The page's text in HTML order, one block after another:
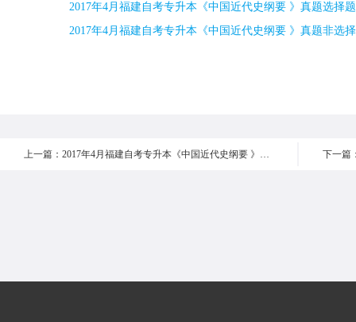
2017年4月福建自考专升本《中国近代史纲要 》真题选择
2017年4月福建自考专升本《中国近代史纲要 》真题非选
上一篇：2017年4月福建自考专升本《中国近代史纲要 》真题非选择题